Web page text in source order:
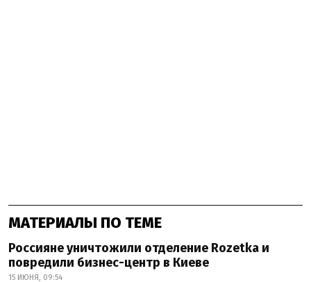
МАТЕРИАЛЫ ПО ТЕМЕ
Россияне уничтожили отделение Rozetka и
повредили бизнес-центр в Киеве
15 ИЮНЯ, 09:54